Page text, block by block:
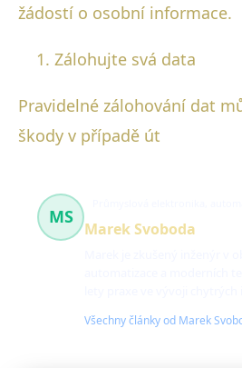
žádostí o osobní informace.
Zálohujte svá data
Pravidelné zálohování dat
škody v případě út
MS
Marek Svoboda
Všechny články od Marek